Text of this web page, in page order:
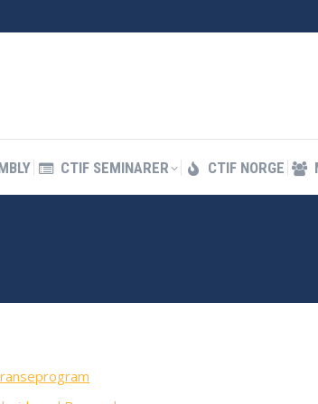
CTIF SEMINARER CTIF NORGE
CTIF SEMINARER CTIF NORGE